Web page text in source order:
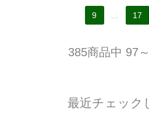
9 17
385商品中 97
最近チェック